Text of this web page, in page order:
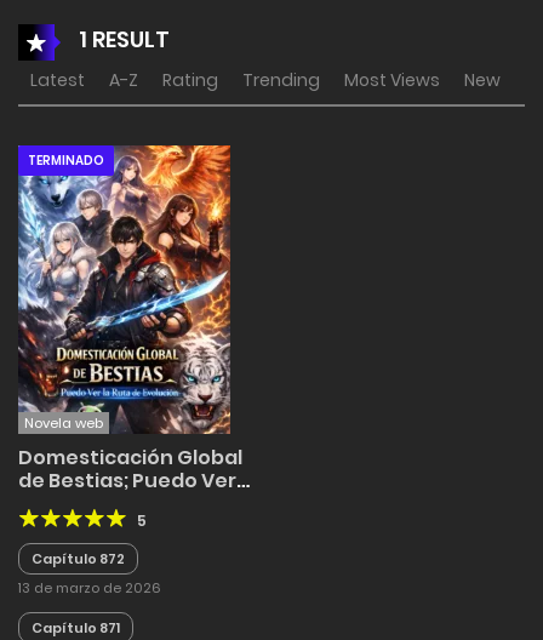
1 RESULT
Latest A-Z Rating Trending Most Views New
TERMINADO
Novela web
Domesticación Global
de Bestias; Puedo Ver
las Rutas de Evolución
5
Capítulo 872
13 de marzo de 2026
Capítulo 871